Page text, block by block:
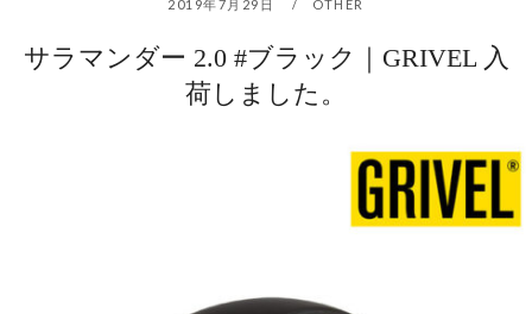
2019年7月29日 OTHER
サラマンダー 2.0 #ブラック｜GRIVEL 入
荷しました。